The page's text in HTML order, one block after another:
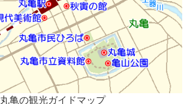
丸亀の観光ガイドマップ